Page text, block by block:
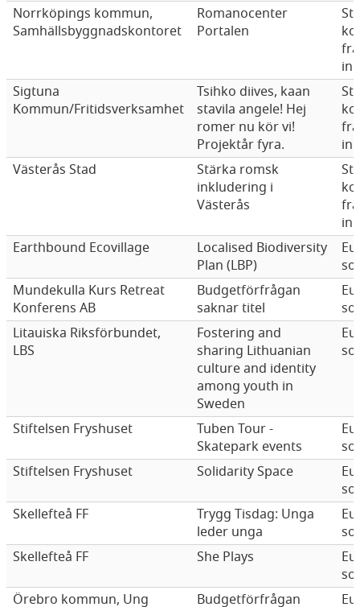
Norrköpings kommun,
Samhällsbyggnadskontoret
Romanocenter
Portalen
Sigtuna
Kommun/Fritidsverksamhet
Tsihko diives, kaan
stavila angele! Hej
romer nu kör vi!
Projektår fyra.
Västerås Stad
Stärka romsk
inkludering i
Västerås
Earthbound Ecovillage
Localised Biodiversity
Plan (LBP)
Mundekulla Kurs Retreat
Konferens AB
Budgetförfrågan
saknar titel
Litauiska Riksförbundet,
LBS
Fostering and
sharing Lithuanian
culture and identity
among youth in
Sweden
Stiftelsen Fryshuset
Tuben Tour -
Skatepark events
Stiftelsen Fryshuset
Solidarity Space
Skellefteå FF
Trygg Tisdag: Unga
leder unga
Skellefteå FF
She Plays
Örebro kommun, Ung
Budgetförfrågan